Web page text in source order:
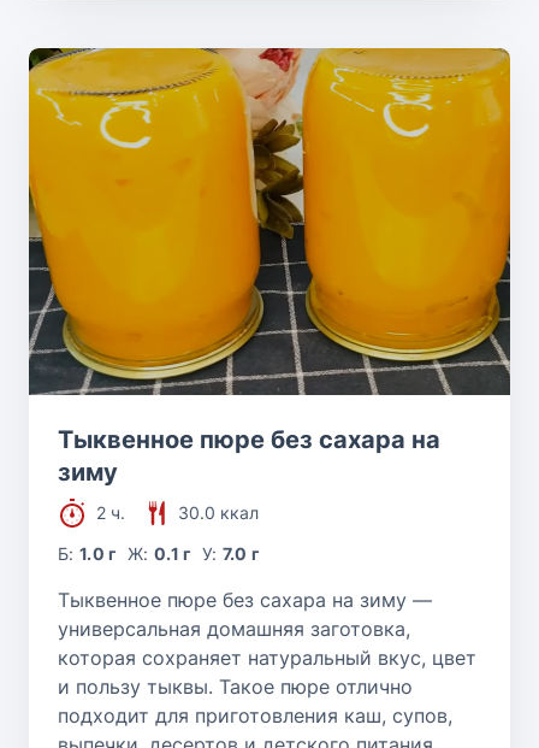
Тыквенное пюре без сахара на
зиму
2 ч.
30.0 ккал
Б:1.0 г Ж: 0.1 г У: 7.0 г
Тыквенное пюре без сахара на зиму —
универсальная домашняя заготовка,
которая сохраняет натуральный вкус, цвет
и пользу тыквы. Такое пюре отлично
подходит для приготовления каш, супов,